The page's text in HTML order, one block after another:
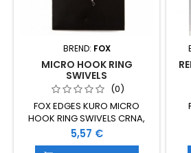
BREND: FOX
MICRO HOOK RING
SWIVELS
(0)
FOX EDGES KURO MICRO
HOOK RING SWIVELS CRNA,
MAT BOJA 10 KOMADA U
PAKIRANJU
Cijena
5,57 €